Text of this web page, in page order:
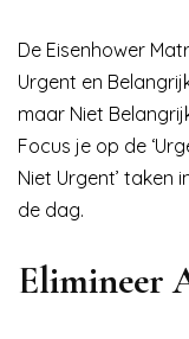
De Eisenhower
Urgent en
maar Niet
Focus je op de
Niet Urgent’ taken
de dag.
Elimineer